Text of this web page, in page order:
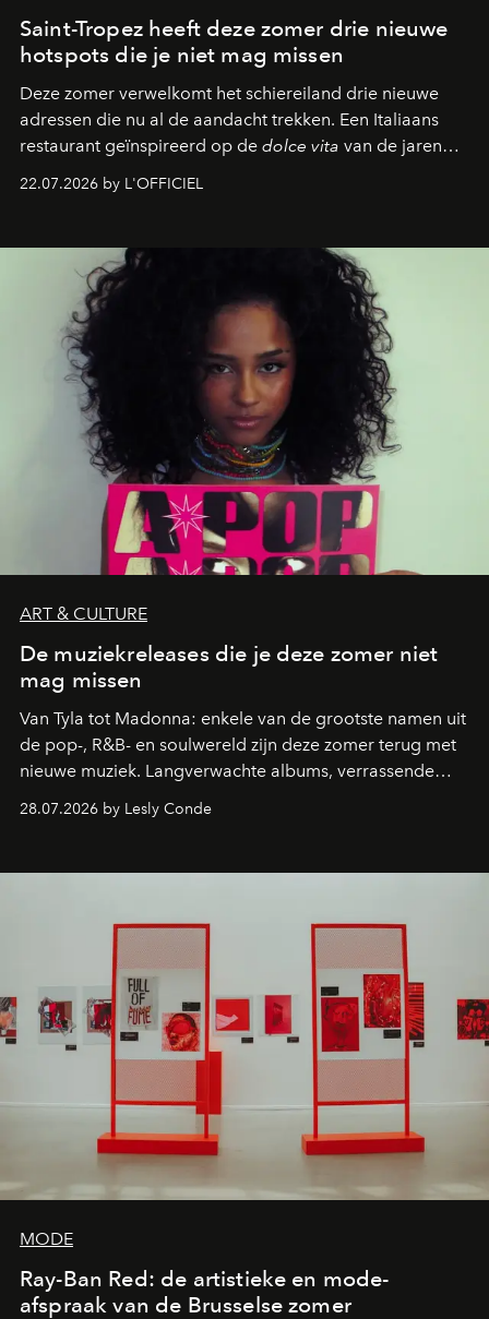
Saint-Tropez heeft deze zomer drie nieuwe
hotspots die je niet mag missen
Deze zomer verwelkomt het schiereiland drie nieuwe
adressen die nu al de aandacht trekken. Een Italiaans
restaurant geïnspireerd op de dolce vita van de jaren
verandert in een bruisende ontmoetingsplek en de
neerstrijkt in Saint-Tropez. Dit zijn de nieuwe adressen
die deze zomer de toon zetten, van lange lunches tot
zwoele nachten.
22.07.2026 by L'OFFICIEL
ART & CULTURE
De muziekreleases die je deze zomer niet
mag missen
Van Tyla tot Madonna: enkele van de grootste namen uit
de pop-, R&B- en soulwereld zijn deze zomer terug met
nieuwe muziek. Langverwachte albums, verrassende
de releases die je niet mag missen.
28.07.2026 by Lesly Conde
MODE
Ray-Ban Red: de artistieke en mode-
afspraak van de Brusselse zomer